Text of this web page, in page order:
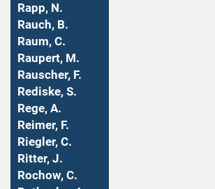
Rapp, N.
Rauch, B.
Raum, C.
Raupert, M.
Rauscher, F.
Rediske, S.
Rege, A.
Reimer, F.
Riegler, C.
Ritter, J.
Rochow, C.